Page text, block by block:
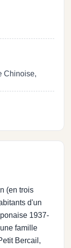
Chinoise,
(en trois
d'un
1937-
famille
Bercail,